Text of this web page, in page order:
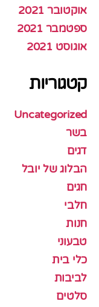
אוקטובר 2021
ספטמבר 2021
אוגוסט 2021
קטגוריות
Uncategorized
בשר
דגים
הבלוג של יובל
חגים
חלבי
חנות
טבעוני
כלי בית
לביבות
סלטים